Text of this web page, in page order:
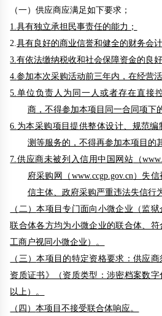
（一）供应商应满足如下要求 ；
1.具有独立承担民事责任的能力；
2.具有良好的商业信誉和健全的财务会计
3.有依法缴纳税收和社会保障资金的良好
4.参加本次采购活动前三年内，在经营
5.单位负责人为同一人或者存在直接
商，不得参加本项目同一合同项下
6. 为本采购项目提供整体设计、规范
测等服务的，不得再参加本项目的
7.供应商未被列入信用中国网站 （
府采购网
（ www.ccgp.gov.cn） 失信
信主体、政府采购严重违法失信行
（ 二）本项目专门面向小微企业（监狱
联合体各方均为小微企业的联合体、
工商户视同小微企业） 。
（ 三 ）本项目的特定资格要求：供应商
资质证书》（资质类型：涉密档案数
以上）。
（ 四 ）本项目不接受联合体响应。